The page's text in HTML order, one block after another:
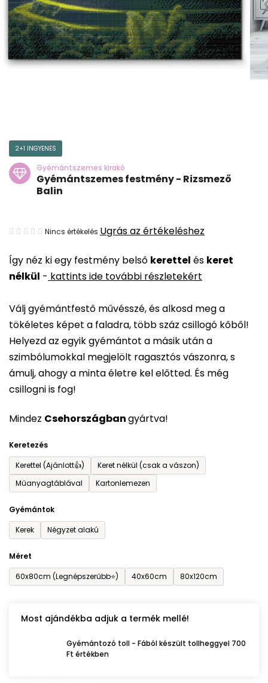
Így néz ki egy festmény belső kerettel és keret
nélkül - kattints ide további részletekért
Válj gyémántfestő művésszé, és alkosd meg a
tökéletes képet a faladra, több száz csillogó kőből!
Helyezd az egyik gyémántot a másik után a
szimbólumokkal megjelölt ragasztós vászonra, s
ámulj, ahogy a minta életre kel előtted. És még
csillogni is fog!
Mindez Csehországbangyártva!
Keretezés
Kerettel (Ajánlott👍)
Keret nélkül (csak a vászon)
Műanyagtáblával
Kartonlemezen
Gyémántok
Kerek
Négyzet alakú
Méret
60x80cm (Legnépszerűbb⭐)
40x60cm 80x120cm
Most ajándékba adjuk a termék mellé!
Gyémántozó toll - Fából készült tollheggyel 700
Ft értékben
2+1 INGYENES
Gyémántszemes kirakó
Gyémántszemes festmény - Rizsmező
Balin
A
átlagos
értékelése
ből
0,0
csillag.
Nincs értékelés Ugrás az értékeléshez